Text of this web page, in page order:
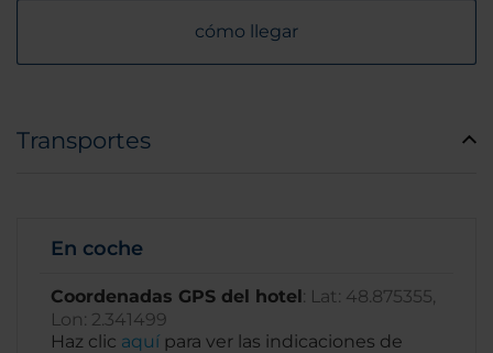
cómo llegar
Transportes
En coche
Coordenadas GPS del hotel: Lat: 48.875355,
Lon: 2.341499
Haz clic aquí para ver las indicaciones de